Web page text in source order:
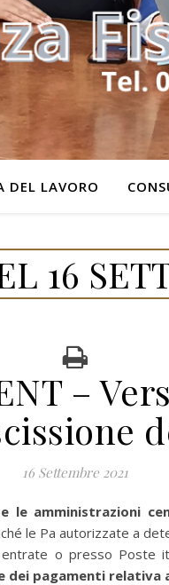
DEL LAVORO
16
–
16 Settembre 2021
le amministrazioni
le Pa autorizzate a
entrate o presso Poste
pagamenti relativa